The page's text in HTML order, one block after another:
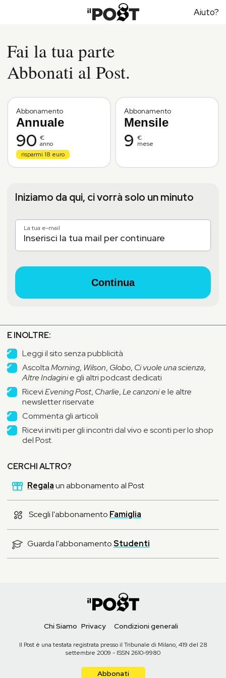
Aiuto?
Fai la tua parte
Abbonati al Post.
Abbonamento
Annuale
90 €
anno
risparmi 18 euro
Abbonamento
Mensile
9 €
mese
Iniziamo da qui, ci vorrà solo un minuto
La tua e-mail
Continua
E INOLTRE:
Leggi il sito senza pubblicità
AscoltaMorning, Wilson, Globo, Ci vuole una scienza,
Altre Indaginie gli altri podcast dedicati
RiceviEvening Post, Charlie,Le canzonie le altre
newsletter riservate
Commenta gli articoli
Ricevi inviti per gli incontri dal vivo e sconti per lo shop
del Post.
CERCHI ALTRO?
Regalaun abbonamento al Post
Scegli l'abbonamento Famiglia
Guarda l'abbonamentoStudenti
Chi Siamo Privacy Condizioni generali
Il Post è una testata registrata presso il Tribunale di Milano, 419 del 28
settembre 2009 - ISSN 2610-9980
Abbonati